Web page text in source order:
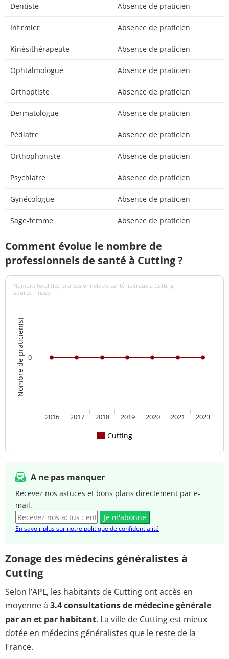
Dentiste Absence de praticien
Infirmier Absence de praticien
Kinésithérapeute Absence de praticien
Ophtalmologue Absence de praticien
Orthoptiste Absence de praticien
Dermatologue Absence de praticien
Pédiatre Absence de praticien
Orthophoniste Absence de praticien
Psychiatre Absence de praticien
Gynécologue Absence de praticien
Sage-femme Absence de praticien
Comment évolue le nombre de
professionnels de santé à Cutting ?
Nombre de praticien(s)
Nombre total des professionnels de santé libéraux à Cutting -
Source : Insee
Cutting
2016 2017 2018 2019 2020 2021 2023
0
A ne pas manquer
Recevez nos astuces et bons plans directement par e-
mail.
Je m'abonne
En savoir plus sur notre politique de confidentialité
Zonage des médecins généralistes à
Cutting
Selon l’APL, les habitants de Cutting ont accès en
moyenne à 3.4 consultations de médecine générale
par an et par habitant. La ville de Cutting est mieux
dotée en médecins généralistes que le reste de la
France.